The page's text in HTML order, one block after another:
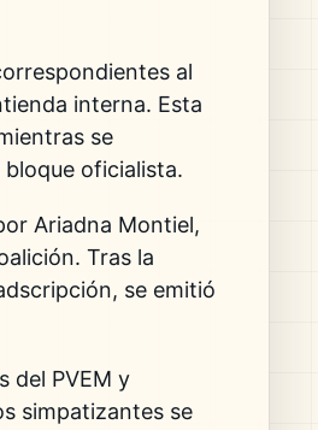
al
interna. Esta
se
oficialista.
Ariadna Montiel,
Tras la
se emitió
del PVEM y
simpatizantes se